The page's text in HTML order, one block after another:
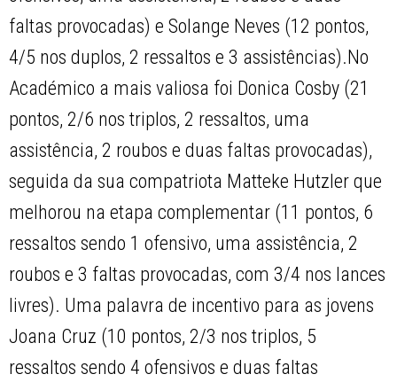
faltas provocadas) e Solange Neves (12 pontos,
4/5 nos duplos, 2 ressaltos e 3 assistências).No
Académico a mais valiosa foi Donica Cosby (21
pontos, 2/6 nos triplos, 2 ressaltos, uma
assistência, 2 roubos e duas faltas provocadas),
seguida da sua compatriota Matteke Hutzler que
melhorou na etapa complementar (11 pontos, 6
ressaltos sendo 1 ofensivo, uma assistência, 2
roubos e 3 faltas provocadas, com 3/4 nos lances
livres). Uma palavra de incentivo para as jovens
Joana Cruz (10 pontos, 2/3 nos triplos, 5
ressaltos sendo 4 ofensivos e duas faltas